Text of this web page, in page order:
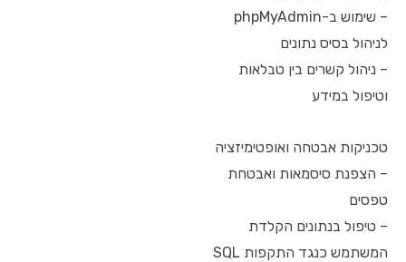
– שימוש ב-phpMyAdmin
לניהול בסיס נתונים
– ניהול קשרים בין טבלאות
וטיפול במידע
טכניקות אבטחה ואופטימיזציה
– הצפנת סיסמאות ואבטחת
טפסים
– טיפול בנתונים הקלדת
המשתמש כנגד התקפות SQL